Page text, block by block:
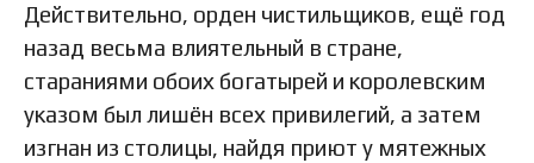
Действительно, орден чистильщиков, ещё год
назад весьма влиятельный в стране,
стараниями обоих богатырей и королевским
указом был лишён всех привилегий, а затем
изгнан из столицы, найдя приют у мятежных